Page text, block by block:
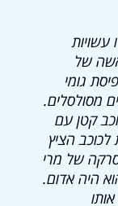
עשויות
של
גומי
מסולסלים.
קטן עם
הציץ
של מרי
היה אדום.